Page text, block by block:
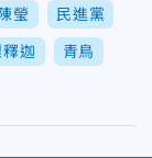
陳瑩 民進黨
迦 青鳥